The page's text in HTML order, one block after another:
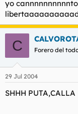
yo
C Forero del
29 Jul 2004
SHHH PUTA,CALLA